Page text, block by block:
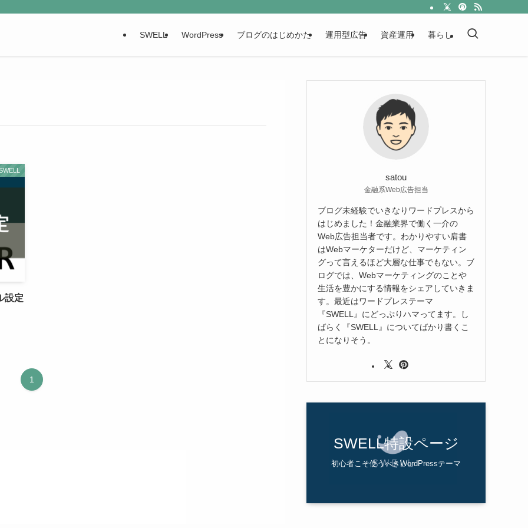
SWELL WordPress ブログのはじめかた 運用型広告 資産運用 暮らし
設定
1
satou
金融系Web広告担当
ブログ未経験でいきなりワードプレスから
はじめました！金融業界で働く一介の
Web広告担当者です。わかりやすい肩書
はWebマーケターだけど、マーケティン
グって言えるほど大層な仕事でもない。ブ
ログでは、Webマーケティングのことや
生活を豊かにする情報をシェアしていきま
す。最近はワードプレステーマ
『SWELL』にどっぷりハマってます。し
ばらく『SWELL』についてばかり書くこ
とになりそう。
SWELL特設ページ
初心者こそ使うべきWordPressテーマ